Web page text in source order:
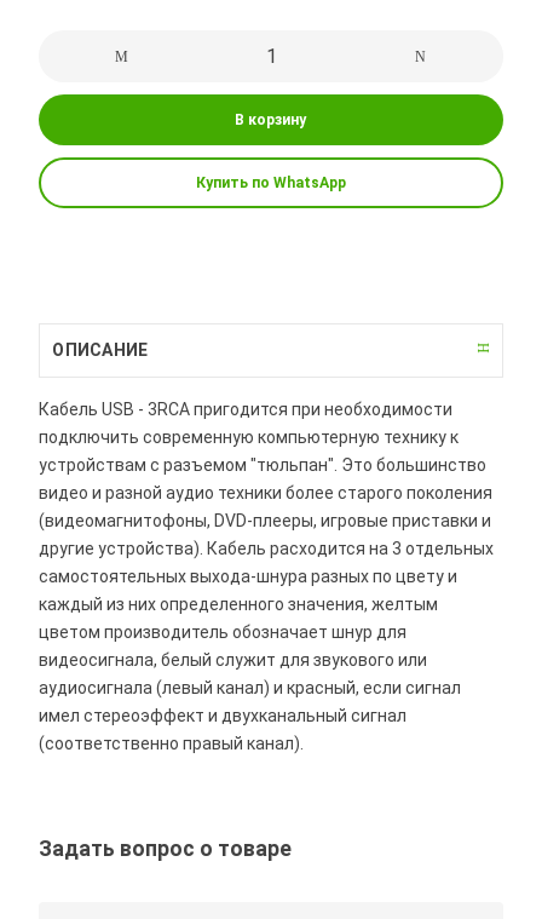
В корзину
Купить по WhatsApp
ОПИСАНИЕ
Кабель USB - 3RCA пригодится при необходимости
подключить современную компьютерную технику к
устройствам с разъемом "тюльпан". Это большинство
видео и разной аудио техники более старого поколения
(видеомагнитофоны, DVD-плееры, игровые приставки и
другие устройства). Кабель расходится на 3 отдельных
самостоятельных выхода-шнура разных по цвету и
каждый из них определенного значения, желтым
цветом производитель обозначает шнур для
видеосигнала, белый служит для звукового или
аудиосигнала (левый канал) и красный, если сигнал
имел стереоэффект и двухканальный сигнал
(соответственно правый канал).
Задать вопрос о товаре